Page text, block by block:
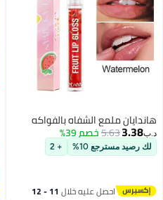
هاندايان ملمع الشفاه بالفواكه
د.ب‏3.38
5.63خصم 39%
لك رصيد مسترجع 10% + 2
احصل عليه خلال 11 - 12